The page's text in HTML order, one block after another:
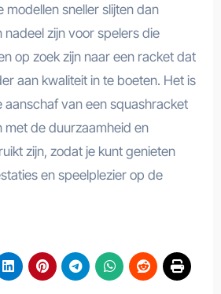
sneller slijten dan
nadeel zijn voor spelers die
op zoek zijn naar een racket dat
aan kwaliteit in te boeten. Het is
aanschaf van een squashracket
met de duurzaamheid en
zijn, zodat je kunt genieten
en speelplezier op de